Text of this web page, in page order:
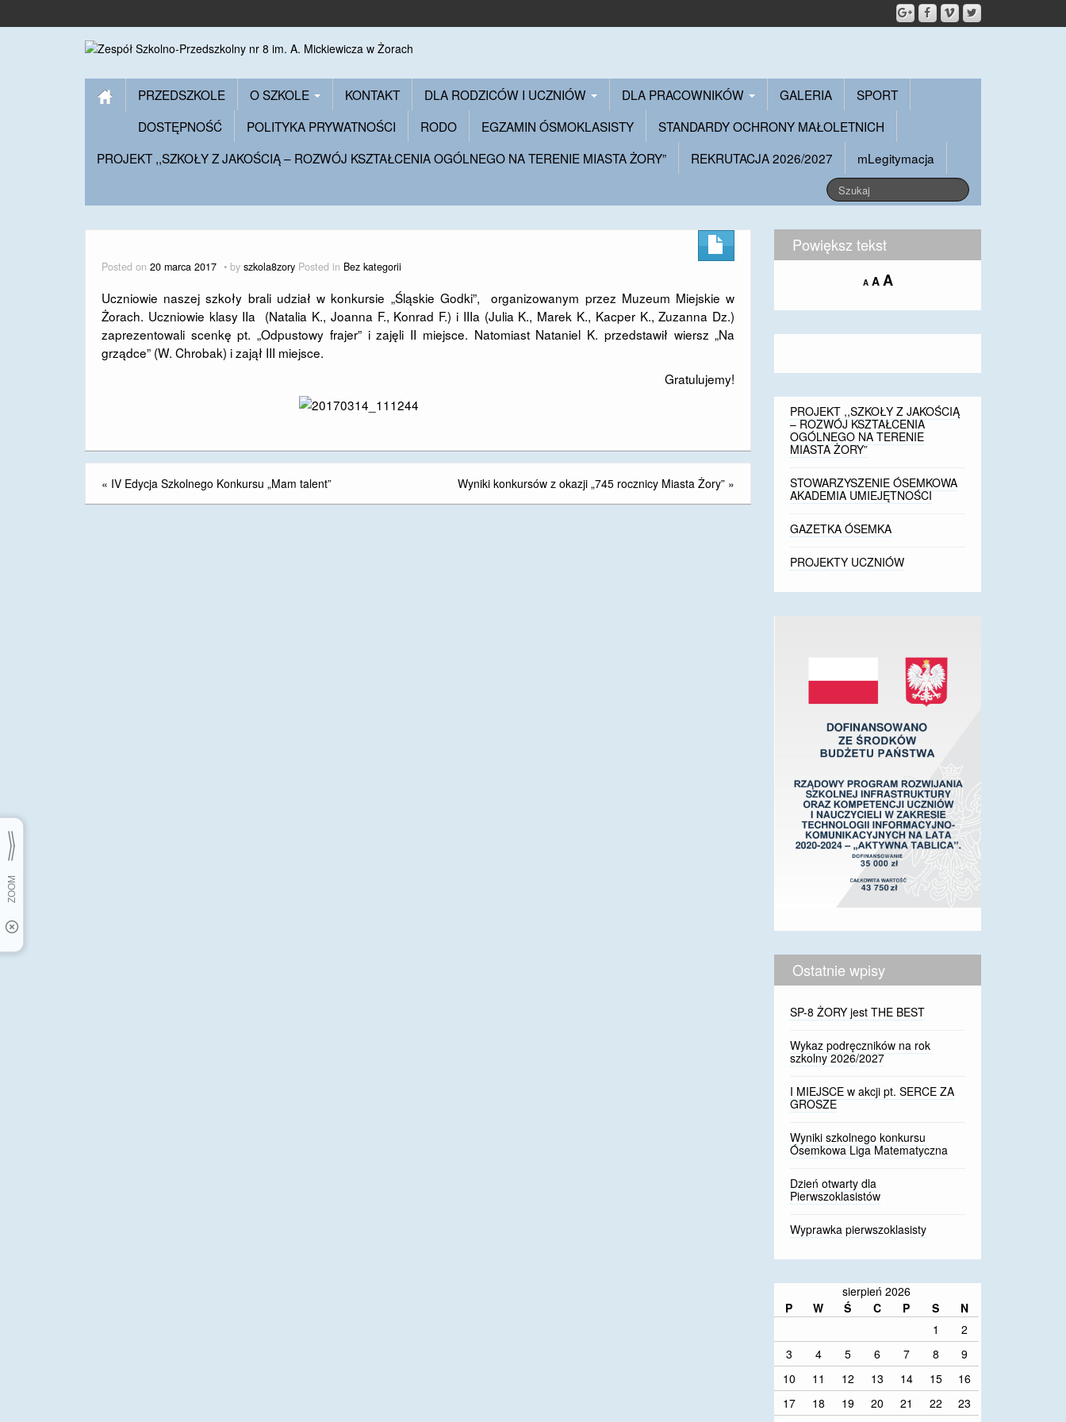
PRZEDSZKOLE O SZKOLE KONTAKT DLA RODZICÓW I UCZNIÓW DLA PRACOWNIKÓW GALERIA
SPORT
DOSTĘPNOŚĆ
POLITYKA PRYWATNOŚCI RODO EGZAMIN ÓSMOKLASISTY
STANDARDY OCHRONY MAŁOLETNICH
PROJEKT ,,SZKOŁY Z JAKOŚCIĄ – ROZWÓJ KSZTAŁCENIA OGÓLNEGO NA TERENIE MIASTA ŻORY”
REKRUTACJA 2026/2027 mLegitymacja
Posted on 20 marca 2017 by szkola8zory Posted in Bez kategorii
Uczniowie naszej szkoły brali udział w konkursie „Śląskie Godki”, organizowanym przez Muzeum Miejskie w
Żorach. Uczniowie klasy IIa (Natalia K., Joanna F., Konrad F.) i IIIa (Julia K., Marek K., Kacper K., Zuzanna Dz.)
zaprezentowali scenkę pt. „Odpustowy frajer” i zajęli II miejsce. Natomiast Nataniel K. przedstawił wiersz „Na
grządce” (W. Chrobak) i zajął III miejsce.
Gratulujemy!
« IV Edycja Szkolnego Konkursu „Mam talent” Wyniki konkursów z okazji „745 rocznicy Miasta Żory” »
Powiększ tekst
ADecrease
size.
AReset
size.
AIncrease
size.
PROJEKT ,,SZKOŁY Z JAKOŚCIĄ
– ROZWÓJ KSZTAŁCENIA
OGÓLNEGO NA TERENIE
MIASTA ŻORY”
STOWARZYSZENIE ÓSEMKOWA
AKADEMIA UMIEJĘTNOŚCI
GAZETKA ÓSEMKA
PROJEKTY UCZNIÓW
Ostatnie wpisy
SP-8 ŻORY jest THE BEST
Wykaz podręczników na rok
szkolny 2026/2027
I MIEJSCE w akcji pt. SERCE ZA
GROSZE
Wyniki szkolnego konkursu
Ósemkowa Liga Matematyczna
Dzień otwarty dla
Pierwszoklasistów
Wyprawka pierwszoklasisty
sierpień 2026
P
W Ś C P S
N
1
2
3
4 5 6 7 8
9
10
11 12 13 14 15
16
17
18 19 20 21 22
23